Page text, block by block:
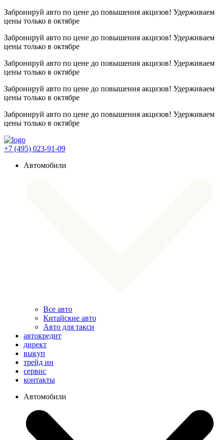
Забронируй авто по цене до повышения акцизов! Удерживаем
цены только в октябре
Забронируй авто по цене до повышения акцизов! Удерживаем
цены только в октябре
Забронируй авто по цене до повышения акцизов! Удерживаем
цены только в октябре
Забронируй авто по цене до повышения акцизов! Удерживаем
цены только в октябре
Забронируй авто по цене до повышения акцизов! Удерживаем
цены только в октябре
+7 (495) 023-91-09
Автомобили
Все авто
Китайские авто
Авто для такси
автокредит
директ
выкуп
трейд ин
сервис
контакты
Автомобили